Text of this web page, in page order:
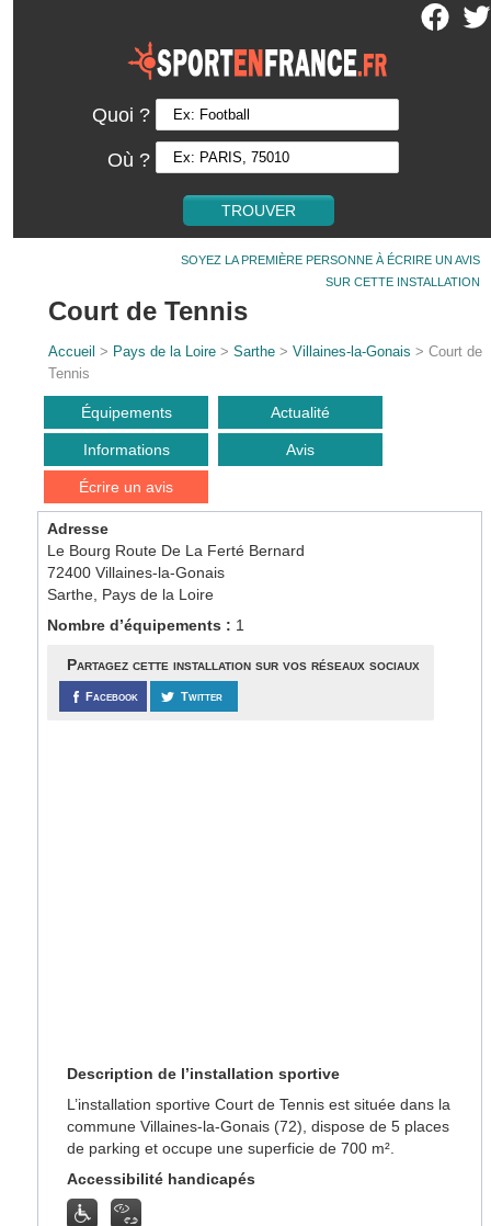
Quoi ?
Où ?
SOYEZ LA PREMIÈRE PERSONNE À ÉCRIRE UN AVIS
SUR CETTE INSTALLATION
Court de Tennis
Accueil > Pays de la Loire >Sarthe >Villaines-la-Gonais > Court de
Tennis
Équipements Actualité
Informations Avis
Écrire un avis
Adresse
Le Bourg Route De La Ferté Bernard
72400 Villaines-la-Gonais
Sarthe, Pays de la Loire
Nombre d’équipements : 1
Partagez cette installation sur vos réseaux sociaux
Facebook Twitter
Description de l’installation sportive
L’installation sportive Court de Tennis est située dans la
commune Villaines-la-Gonais (72), dispose de 5 places
de parking et occupe une superficie de 700 m².
Accessibilité handicapés